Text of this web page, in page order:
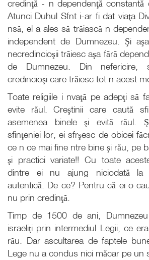
credinţă - n dependenţă constantă
Atunci Duhul Sfnt i-ar fi dat viaţa
nsă, el a ales să trăiască n
independent de Dumnezeu. Şi
necredincioşii trăiesc aşa fără
de Dumnezeu. Din
credincioşi care trăiesc tot n acest
Toate religiile i nvaţă pe adepţi să
evite răul. Creştinii care caută
asemenea binele şi evită răul.
sfinţeniei lor, ei sfrşesc de obicei
ce n ce mai fine ntre bine şi rău, pe
şi practici variate!! Cu toate
dintre ei nu ajung niciodată la
autentică. De ce? Pentru că ei o
nu prin credinţă.
Timp de 1500 de ani,
israeliţi prin intermediul Legii, ce
rău. Dar ascultarea de faptele
Lege nu a condus nici măcar pe un